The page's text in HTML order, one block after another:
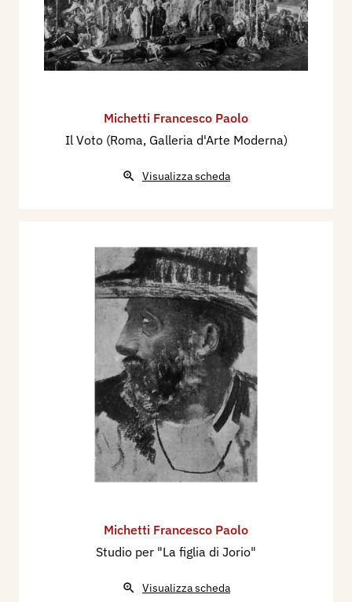
Michetti Francesco Paolo
Il Voto (Roma, Galleria d'Arte Moderna)
Visualizza scheda
Michetti Francesco Paolo
Studio per "La figlia di Jorio"
Visualizza scheda